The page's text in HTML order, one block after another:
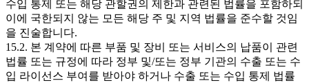
수입 통제 또는 해당 관할권의 제한과 관련된 법률을 포함하되
이에 국한되지 않는 모든 해당 주 및 지역 법률을 준수할 것임
을 진술합니다.
15.2. 본 계약에 따른 부품 및 장비 또는 서비스의 납품이 관련
법률 또는 규정에 따라 정부 및/또는 정부 기관의 수출 또는 수
입 라이선스 부여를 받아야 하거나 수출 또는 수입 통제 법률